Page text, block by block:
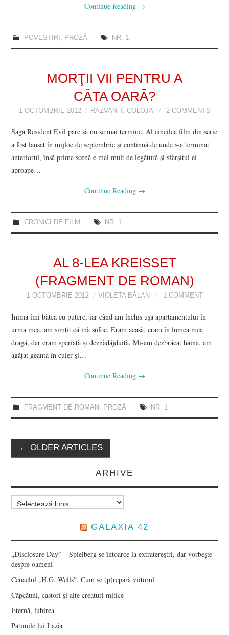
Continue Reading →
POVESTIRI PROZĂ NR. 1
MORŢII VII PENTRU A
CÂTA OARĂ?
1 OCTOMBRIE 2012 RAZVAN T. COLOJA 2 COMMENTS
Saga Resident Evil pare să nu se mai termine. Al cincilea film din serie
a fost lansat în mijloc de septembrie şi continuă de unde s-a terminat
anteriorul, însă prima scenă e mai mult de legătură şi sfârşitul ei
aproape…
Continue Reading →
CRONICI DE FILM NR. 1
AL 8-LEA KREISSET
(FRAGMENT DE ROMAN)
1 OCTOMBRIE 2012 VIOLETA BĂLAN 1 COMMENT
Inima îmi bătea cu putere, iar când am închis uşa apartamentului în
urma mea, am simţit că mă sufoc. Eram acasă, eram în lumea mea
dragă, dar eram speriată şi deznădăjduită. Mi-am dezbrăcat haina, am
agăţat geanta în cuier şi…
Continue Reading →
FRAGMENT DE ROMAN PROZĂ NR. 1
Post
navigation
← OLDER ARTICLES
ARHIVE
Arhive
GALAXIA 42
„Disclosure Day” – Spielberg se întoarce la extratereștri, dar vorbește
despre oameni
Cenaclul „H.G. Wells”. Cum se (p)repară viitorul
Căpcăuni, castori și alte creaturi mitice
Eternă, iubirea
Patimile lui Lazăr